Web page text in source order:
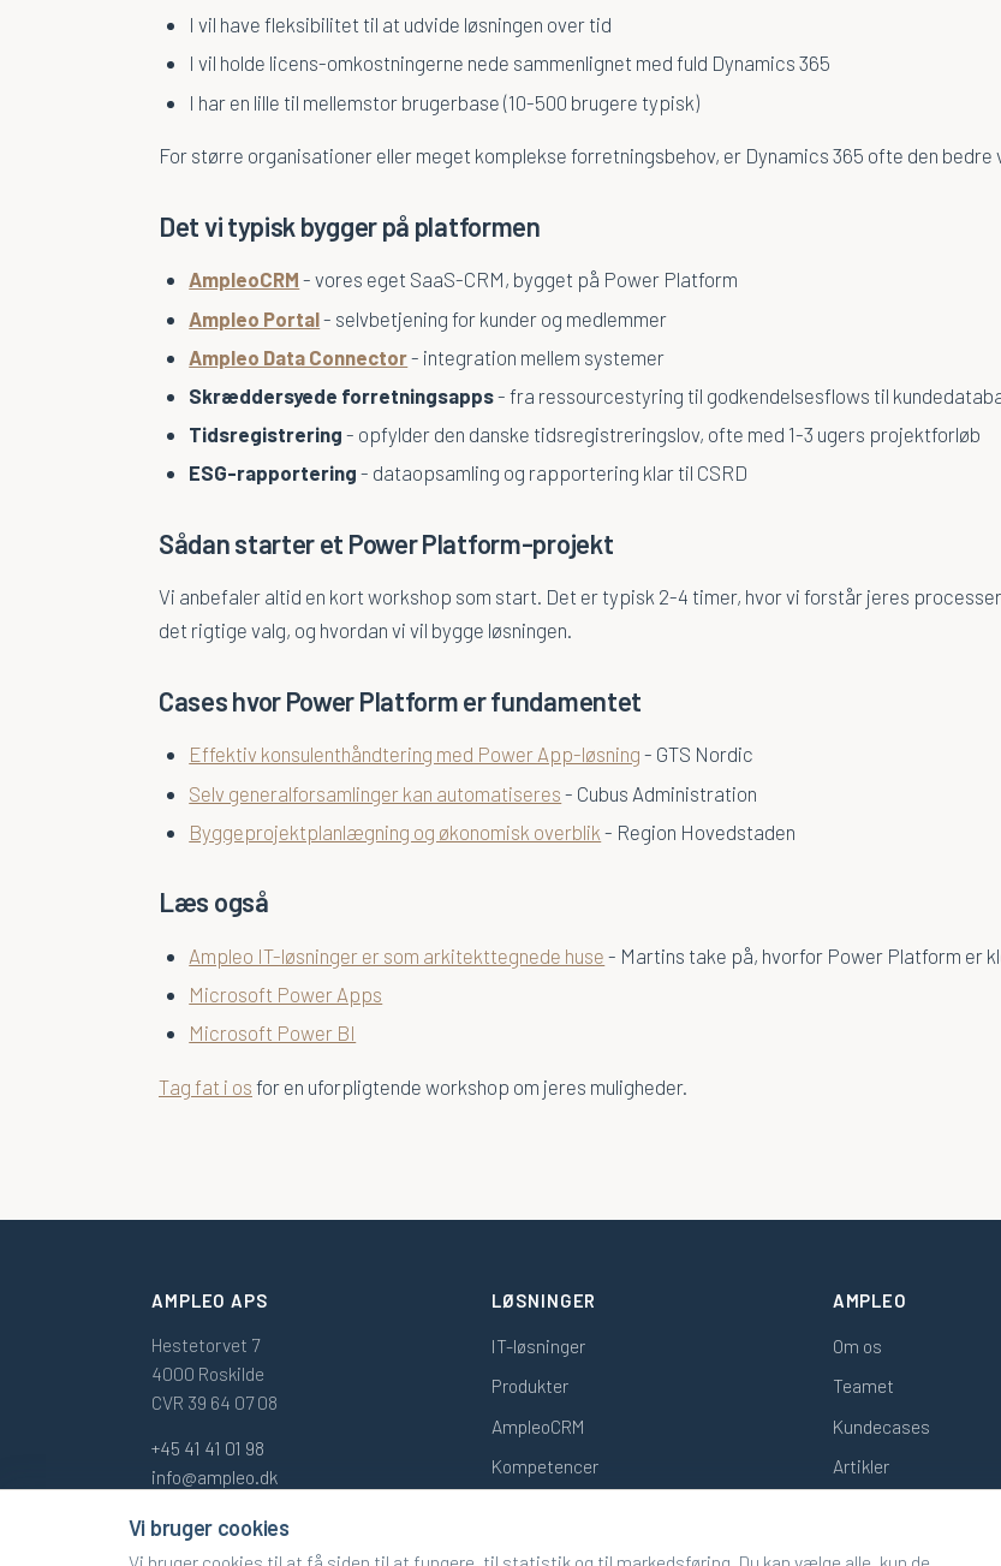
I vil have fleksibilitet til at udvide løsningen over tid
I vil holde licens-omkostningerne nede sammenlignet med fuld Dynamics 365
I har en lille til mellemstor brugerbase (10-500 brugere typisk)
For større organisationer eller meget komplekse forretningsbehov, er Dynamics 365 ofte den
Det vi typisk bygger på platformen
AmpleoCRM - vores eget SaaS-CRM, bygget på Power Platform
Ampleo Portal- selvbetjening for kunder og medlemmer
Ampleo Data Connector- integration mellem systemer
Skræddersyede forretningsapps- fra ressourcestyring til godkendelsesflows til
Tidsregistrering - opfylder den danske tidsregistreringslov, ofte med 1-3 ugers projektforløb
ESG-rapportering - dataopsamling og rapportering klar til CSRD
Sådan starter et Power Platform-projekt
Vi anbefaler altid en kort workshop som start. Det er typisk 2-4 timer, hvor vi forstår jeres
det rigtige valg, og hvordan vi vil bygge løsningen.
Cases hvor Power Platform er fundamentet
Effektiv konsulenthåndtering med Power App-løsning - GTS Nordic
Selv generalforsamlinger kan automatiseres - Cubus Administration
Byggeprojektplanlægning og økonomisk overblik - Region Hovedstaden
Læs også
Ampleo IT-løsninger er som arkitekttegnede huse - Martins take på, hvorfor Power Platform er
Microsoft Power Apps
Microsoft Power BI
Tag fat i os for en uforpligtende workshop om jeres muligheder.
AMPLEO APS
Hestetorvet 7
4000 Roskilde
CVR 39 64 07 08
+45 41 41 01 98
info@ampleo.dk
LØSNINGER
IT-løsninger
Produkter
AmpleoCRM
Kompetencer
AMPLEO
Om os
Teamet
Kundecases
Artikler
Vi bruger cookies